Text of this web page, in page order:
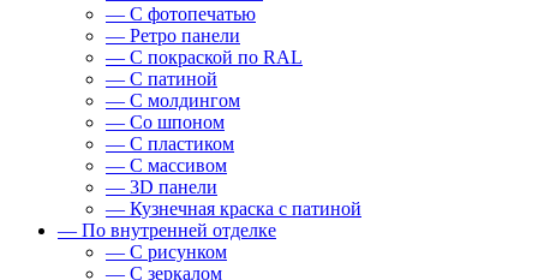
— С фотопечатью
— Ретро панели
— С покраской по RAL
— С патиной
— С молдингом
— Со шпоном
— С пластиком
— С массивом
— 3D панели
— Кузнечная краска с патиной
— По внутренней отделке
— С рисунком
— С зеркалом